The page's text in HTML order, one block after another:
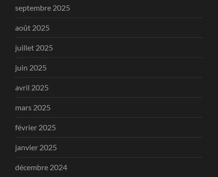
septembre 2025
août 2025
juillet 2025
juin 2025
avril 2025
mars 2025
février 2025
janvier 2025
décembre 2024